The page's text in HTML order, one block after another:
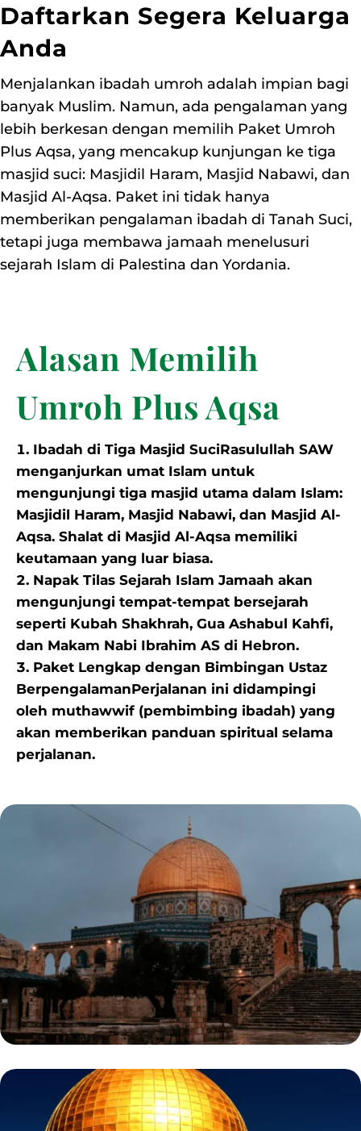
Daftarkan Segera Keluarga
Anda
Menjalankan ibadah umroh adalah impian bagi
banyak Muslim. Namun, ada pengalaman yang
lebih berkesan dengan memilih Paket Umroh
Plus Aqsa, yang mencakup kunjungan ke tiga
masjid suci: Masjidil Haram, Masjid Nabawi, dan
Masjid Al-Aqsa. Paket ini tidak hanya
memberikan pengalaman ibadah di Tanah Suci,
tetapi juga membawa jamaah menelusuri
sejarah Islam di Palestina dan Yordania.
Alasan Memilih
Umroh Plus Aqsa
Ibadah di Tiga Masjid SuciRasulullah SAW
menganjurkan umat Islam untuk
mengunjungi tiga masjid utama dalam Islam:
Masjidil Haram, Masjid Nabawi, dan Masjid Al-
Aqsa. Shalat di Masjid Al-Aqsa memiliki
keutamaan yang luar biasa.
Napak Tilas Sejarah Islam Jamaah akan
mengunjungi tempat-tempat bersejarah
seperti Kubah Shakhrah, Gua Ashabul Kahfi,
dan Makam Nabi Ibrahim AS di Hebron.
Paket Lengkap dengan Bimbingan Ustaz
BerpengalamanPerjalanan ini didampingi
oleh muthawwif (pembimbing ibadah) yang
akan memberikan panduan spiritual selama
perjalanan.